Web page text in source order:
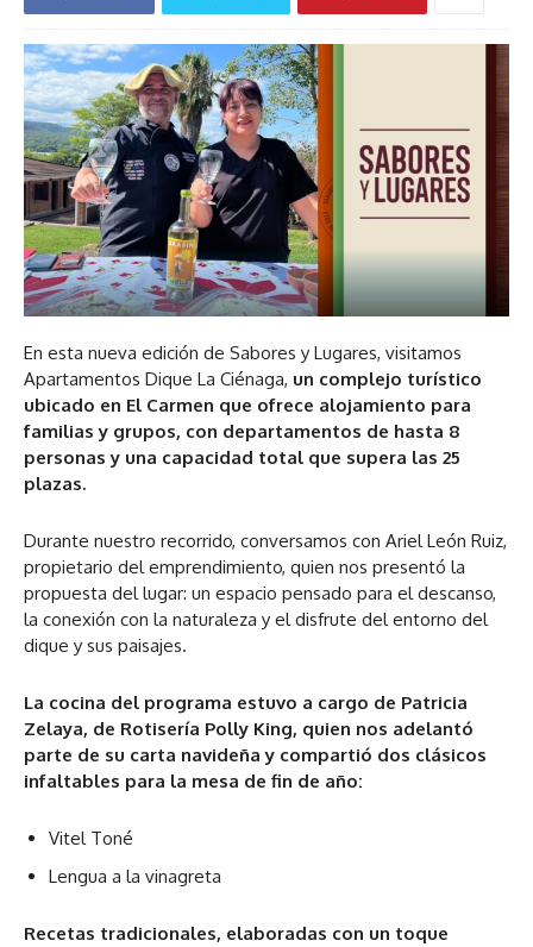
En esta nueva edición de Sabores y Lugares, visitamos
Apartamentos Dique La Ciénaga, un complejo turístico
ubicado en El Carmen que ofrece alojamiento para
familias y grupos, con departamentos de hasta 8
personas y una capacidad total que supera las 25
plazas.
Durante nuestro recorrido, conversamos con Ariel León Ruiz,
propietario del emprendimiento, quien nos presentó la
propuesta del lugar: un espacio pensado para el descanso,
la conexión con la naturaleza y el disfrute del entorno del
dique y sus paisajes.
La cocina del programa estuvo a cargo de Patricia
Zelaya, de Rotisería Polly King, quien nos adelantó
parte de su carta navideña y compartió dos clásicos
infaltables para la mesa de fin de año:
Vitel Toné
Lengua a la vinagreta
Recetas tradicionales, elaboradas con un toque